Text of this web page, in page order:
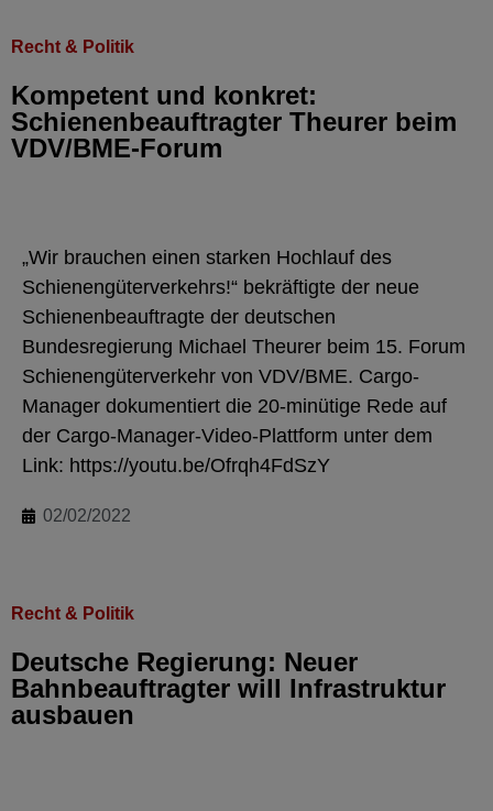
Recht & Politik
Kompetent und konkret:
Schienenbeauftragter Theurer beim
VDV/BME-Forum
„Wir brauchen einen starken Hochlauf des
Schienengüterverkehrs!“ bekräftigte der neue
Schienenbeauftragte der deutschen
Bundesregierung Michael Theurer beim 15. Forum
Schienengüterverkehr von VDV/BME. Cargo-
Manager dokumentiert die 20-minütige Rede auf
der Cargo-Manager-Video-Plattform unter dem
Link: https://youtu.be/Ofrqh4FdSzY
02/02/2022
Recht & Politik
Deutsche Regierung: Neuer
Bahnbeauftragter will Infrastruktur
ausbauen